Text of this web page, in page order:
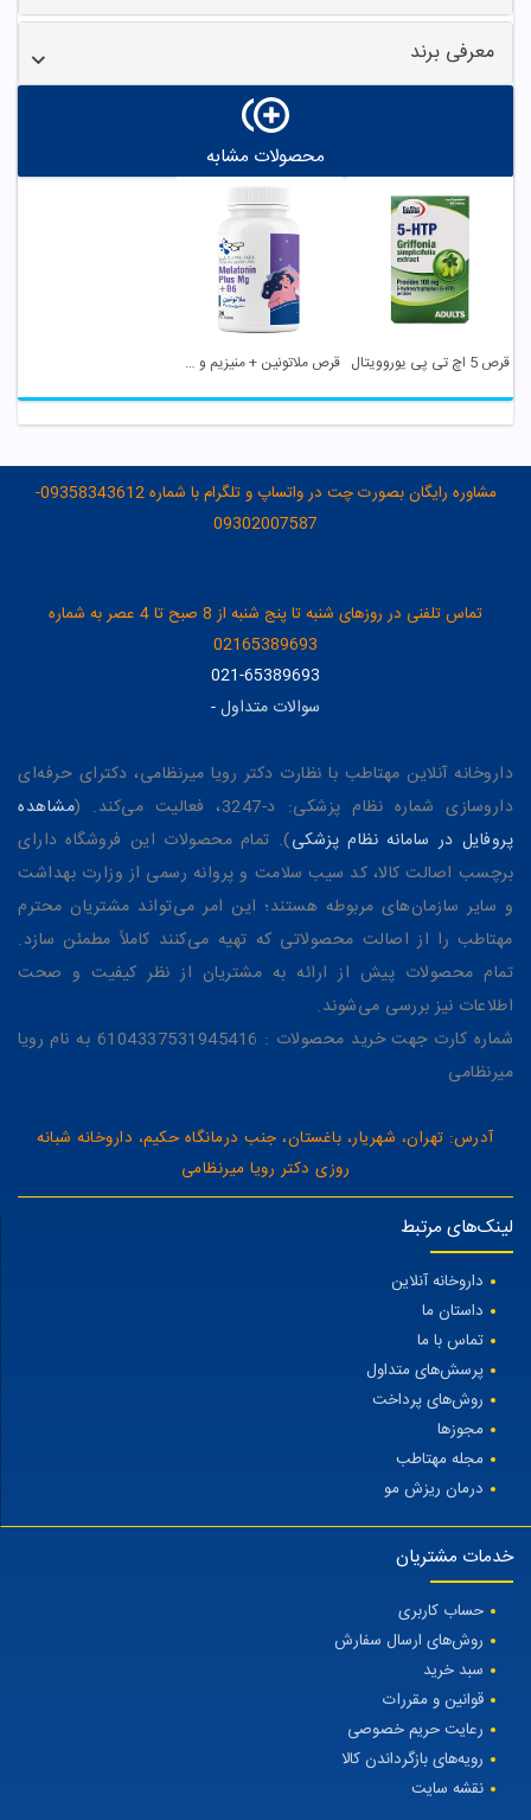
معرفی برند
محصولات مشابه
قرص 5 اچ تی پی یوروویتال قرص ملاتونین + منیزیم و B6 رامونا سلامت پارس
مشاوره رایگان بصورت چت در واتساپ و تلگرام با شماره 09358343612-
09302007587
تماس تلفنی در روزهای شنبه تا پنج شنبه از 8 صبح تا 4 عصر به شماره
02165389693
021-65389693
سوالات متداول-
داروخانه آنلاین مهتاطب با نظارت دکتر رویا میرنظامی، دکترای حرفه‌ای
داروسازی شماره نظام پزشکی: د-3247، فعالیت می‌کند. (
مشاهده
پروفایل در سامانه نظام پزشکی). تمام محصولات این فروشگاه دارای
برچسب اصالت کالا، کد سیب سلامت و پروانه رسمی از وزارت بهداشت
و سایر سازمان‌های مربوطه هستند؛ این امر می‌تواند مشتریان محترم
مهتاطب را از اصالت محصولاتی که تهیه می‌کنند کاملاً مطمئن سازد.
تمام محصولات پیش از ارائه به مشتریان از نظر کیفیت و صحت
اطلاعات نیز بررسی می‌شوند.
شماره کارت جهت خرید محصولات : 6104337531945416 به نام رویا
میرنظامی
آدرس: تهران، شهریار، باغستان، جنب درمانگاه حکیم، داروخانه شبانه
روزی دکتر رویا میرنظامی
لینک‌های مرتبط
داروخانه آنلاین
داستان ما
تماس با ما
پرسش‌های متداول
روش‌های پرداخت
مجوزها
مجله مهتاطب
درمان ریزش مو
خدمات مشتریان
حساب کاربری
روش‌های ارسال سفارش
سبد خرید
قوانین و مقررات
رعایت حریم خصوصی
رویه‌های بازگرداندن کالا
نقشه سایت